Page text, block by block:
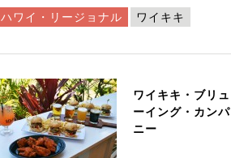
ハワイ・リージョナル ワイキキ
ワイキキ・ブリュ
ーイング・カンパ
ニー